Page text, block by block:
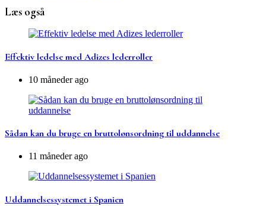
Læs også
Effektiv ledelse med Adizes lederroller
10 måneder ago
Sådan kan du bruge en bruttolønsordning til uddannelse
11 måneder ago
Uddannelsessystemet i Spanien